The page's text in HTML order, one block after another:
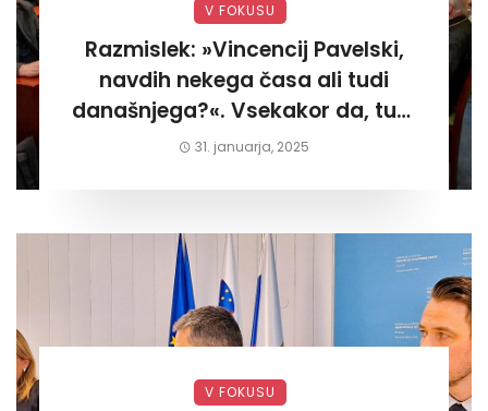
V FOKUSU
Razmislek: »Vincencij Pavelski,
navdih nekega časa ali tudi
današnjega?«. Vsekakor da, tudi
današnjega«
31. januarja, 2025
V FOKUSU